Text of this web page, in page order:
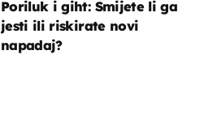
Poriluk i giht: Smijete li ga
jesti ili riskirate novi
napadaj?